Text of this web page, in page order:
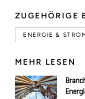
ZUGEHÖRIGE
ENERGIE &
MEHR LESEN